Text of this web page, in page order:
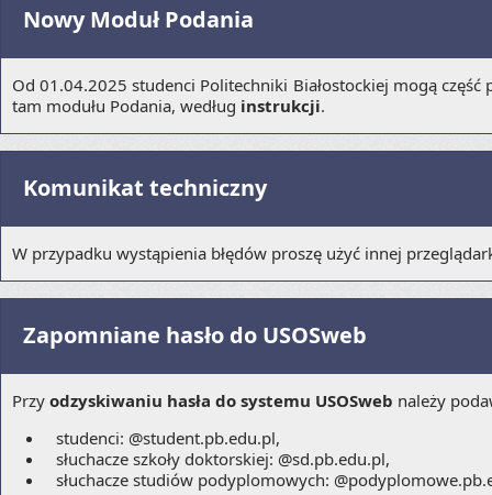
Nowy Moduł Podania
Od 01.04.2025 studenci Politechniki Białostockiej mogą
tam modułu Podania, według instrukcji.
Komunikat techniczny
W przypadku wystąpienia błędów proszę użyć innej
Zapomniane hasło do USOSweb
Przy odzyskiwaniu hasła do systemu USOSweb należy
studenci: @student.pb.edu.pl,
słuchacze szkoły doktorskiej: @sd.pb.edu.pl,
słuchacze studiów podyplomowych: